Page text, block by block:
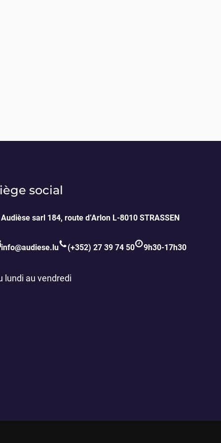
social
Audièse sarl 184, route d’Arlon L-8010 STRASSEN
info@audiese.lu (+352) 27 39 74 50 9h30-17h30
lundi au vendredi